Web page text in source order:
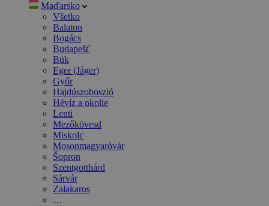
Maďarsko
Všetko
Balaton
Bogács
Budapešť
Bük
Eger (Jáger)
Győr
Hajdúszoboszló
Hévíz a okolie
Lenti
Mezőkövesd
Miskolc
Mosonmagyaróvár
Šopron
Szentgotthárd
Sárvár
Zalakaros
…